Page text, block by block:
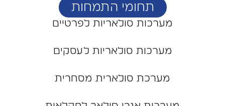
תחומי התמחות
מערכות סולאריות לפרטיים
מערכות סולאריות לעסקים
מערכת סולארית מסחרית